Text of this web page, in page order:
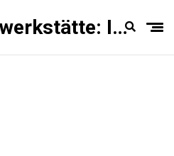
Pirnar Tischlerwerkstätte: Innentüren Experten